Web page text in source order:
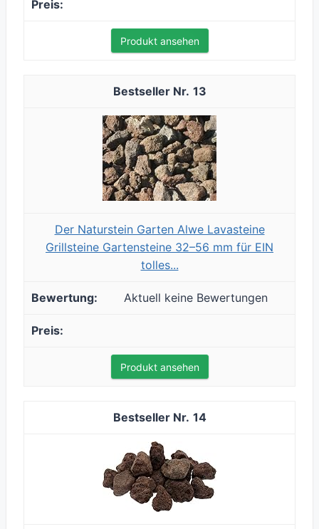
Produkt ansehen
13
Der Naturstein Garten Alwe Lavasteine
Grillsteine Gartensteine 32–56 mm für EIN
tolles...
Aktuell keine Bewertungen
Produkt ansehen
14